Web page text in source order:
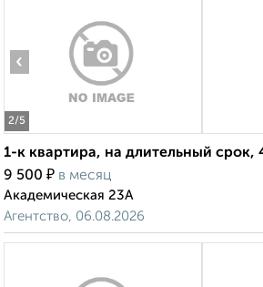
2/5
‹
1-к квартира, на длительный срок,
9 500 ₽ в месяц
Академическая 23А
Агентство, 06.08.2026